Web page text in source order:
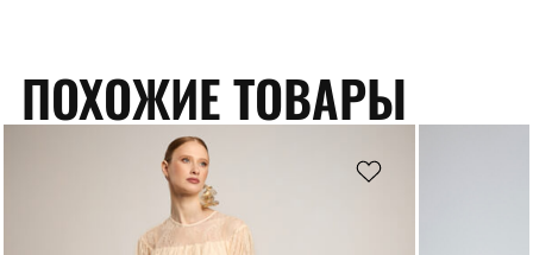
ПОХОЖИЕ ТОВАРЫ